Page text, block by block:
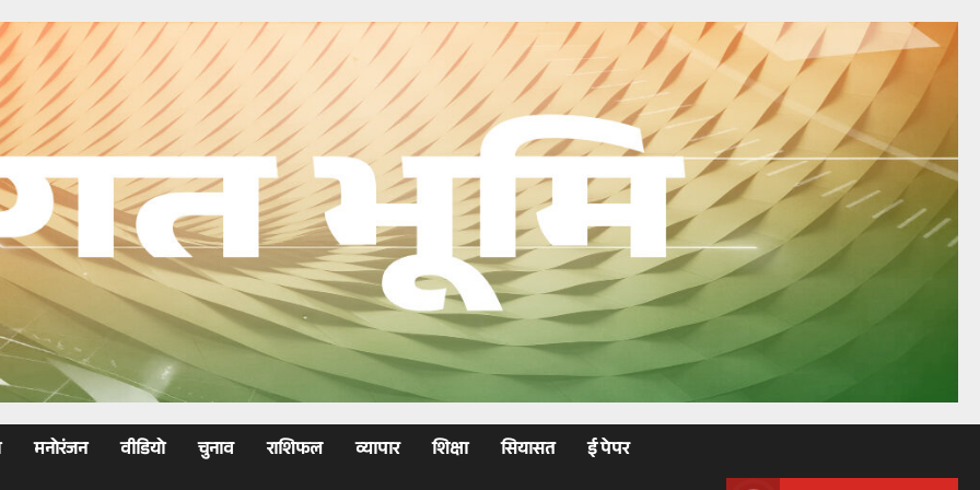
मनोरंजन वीडियो चुनाव राशिफल व्यापार शिक्षा सियासत
ई पेपर